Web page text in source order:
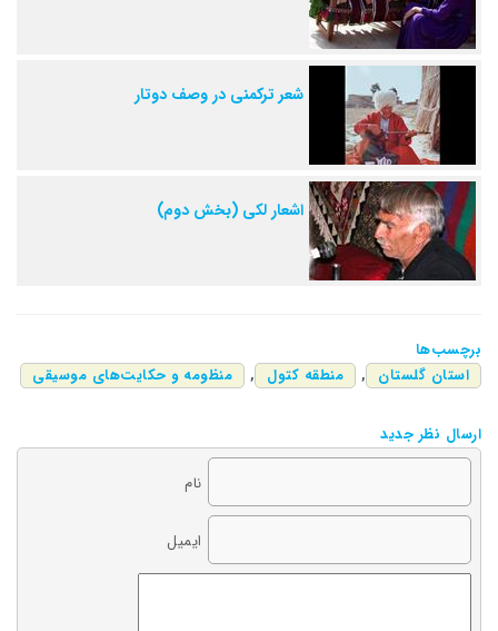
شعر ترکمنی در وصف دوتار
اشعار لکی (بخش دوم)
برچسب‌ها
استان گلستان
, منطقه کتول , منظومه و حکایت‌های موسیقی
ارسال نظر جدید
نام
ایمیل